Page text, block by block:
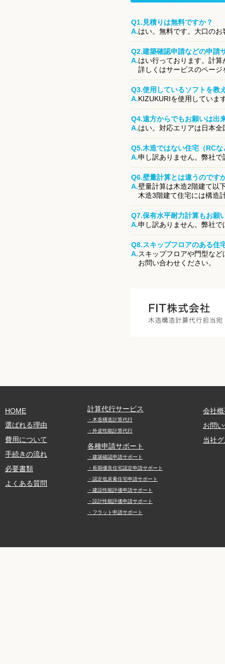
Q1.見積りは無料ですか？
A.はい。無料です。大口の
Q2.建築確認申請などの申請
A.はい行っております。計
詳しくはサービスのページ
Q3.使用しているソフトを教
A.KIZUKURIを使用していま
Q4.遠方からでもお願いは出
A.はい。対応エリアは日本全
Q5.木造ではない住宅（RC
A.申し訳ありません。弊社
Q6.壁量計算とは違うのです
A.壁量計算は木造2階建て以
木造3階建て住宅には構造
Q7.保有水平耐力計算もお願
A.申し訳ありません。弊社
Q8.スキップフロアのある住
A.スキップフロアや門型な
お問い合わせください。
HOME
選ばれる理由
費用について
手続きの流れ
必要書類
よくある質問
計算代行サービス
・木造構造計算代行
・外皮性能計算代行
各種申請サポート
・建築確認申請サポート
・長期優良住宅認定申請サポート
・認定低炭素住宅申請サポート
・建設性能評価申請サポート
・設計性能評価申請サポート
・フラット申請サポート
会社
お問
当社